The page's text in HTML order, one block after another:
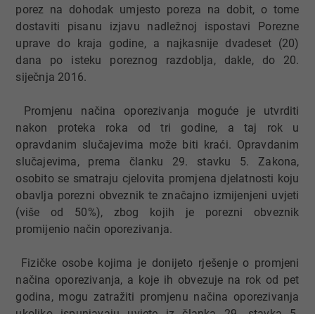
porez na dohodak umjesto poreza na dobit, o tome
dostaviti pisanu izjavu nadležnoj ispostavi Porezne
uprave do kraja godine, a najkasnije dvadeset (20)
dana po isteku poreznog razdoblja, dakle, do 20.
siječnja 2016.
Promjenu načina oporezivanja moguće je utvrditi
nakon proteka roka od tri godine, a taj rok u
opravdanim slučajevima može biti kraći. Opravdanim
slučajevima, prema članku 29. stavku 5. Zakona,
osobito se smatraju cjelovita promjena djelatnosti koju
obavlja porezni obveznik te značajno izmijenjeni uvjeti
(više od 50%), zbog kojih je porezni obveznik
promijenio način oporezivanja.
Fizičke osobe kojima je donijeto rješenje o promjeni
načina oporezivanja, a koje ih obvezuje na rok od pet
godina, mogu zatražiti promjenu načina oporezivanja